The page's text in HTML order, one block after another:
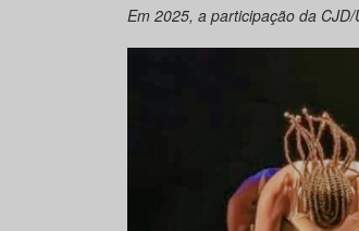
Em 2025, a participação da